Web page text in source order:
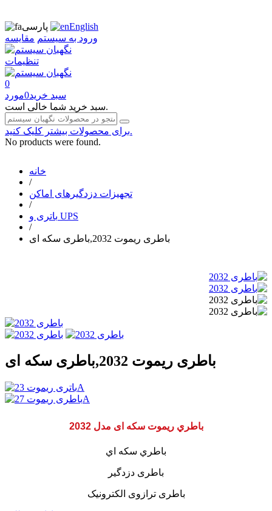
پارسی
English
ورود به سیستم مقایسه
تنظیمات
0
سبد خرید0مورد
سبد خرید شما خالی است.
برای محصولات بیشتر کلیک کنید.
No products were found.
خانه
/
تجهیزات دزدگیرهای اماکن
/
باتری و UPS
/
باطری ریموت 2032,باطری سکه ای
باطری ریموت 2032,باطری سکه ای
باطري ريموت سکه ای مدل 2032
باطري سكه اي
باطری دزدگیر
باطری ترازوی الکترونیک